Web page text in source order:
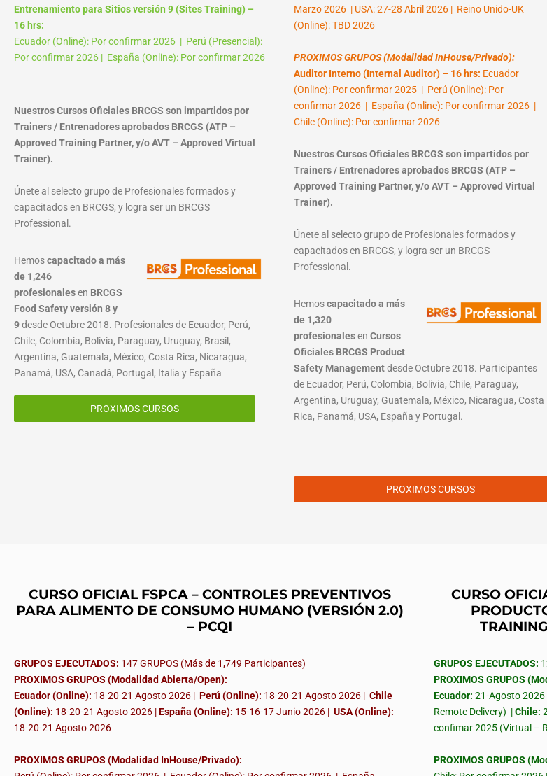
Entrenamiento para Sitios versión 9 (Sites Training) –
16 hrs:
Ecuador (Online): Por confirmar 2026 | Perú (Presencial):
Por confirmar 2026 | España (Online): Por confirmar 2026
Nuestros Cursos Oficiales BRCGS son impartidos por
Trainers / Entrenadores aprobados BRCGS (ATP –
Approved Training Partner, y/o AVT – Approved Virtual
Trainer).
Únete al selecto grupo de Profesionales formados y
capacitados en BRCGS, y logra ser un BRCGS
Professional.
Hemoscapacitado a más
de 1,246
profesionalesen BRCGS
Food Safety versión 8 y
9desde Octubre 2018. Profesionales de Ecuador, Perú,
Chile, Colombia, Bolivia, Paraguay, Uruguay, Brasil,
Argentina, Guatemala, México, Costa Rica, Nicaragua,
Panamá, USA, Canadá, Portugal, Italia y España
PROXIMOS CURSOS
Marzo 2026 | USA: 27-28 Abril 2026 | Reino Unido-UK
(Online): TBD 2026
PROXIMOS GRUPOS (Modalidad InHouse/Privado):
Auditor Interno (Internal Auditor) – 16 hrs: Ecuador
(Online): Por confirmar 2025 | Perú (Online): Por
confirmar 2026 | España (Online): Por confirmar 2026 |
Chile (Online): Por confirmar 2026
Nuestros Cursos Oficiales BRCGS son impartidos por
Trainers / Entrenadores aprobados BRCGS (ATP –
Approved Training Partner, y/o AVT – Approved Virtual
Trainer).
Únete al selecto grupo de Profesionales formados y
capacitados en BRCGS, y logra ser un BRCGS
Professional.
Hemoscapacitado a más
de 1,320
profesionalesen Cursos
Oficiales BRCGS Product
Safety Managementdesde Octubre 2018. Participantes
de Ecuador, Perú, Colombia, Bolivia, Chile, Paraguay,
Argentina, Uruguay, Guatemala, México, Nicaragua, Costa
Rica, Panamá, USA, España y Portugal.
PROXIMOS CURSOS
CURSO OFICIAL FSPCA – CONTROLES PREVENTIVOS
PARA ALIMENTO DE CONSUMO HUMANO (VERSIÓN 2.0)
– PCQI
GRUPOS EJECUTADOS: 147 GRUPOS (Más de 1,749 Participantes)
PROXIMOS GRUPOS (Modalidad Abierta/Open):
Ecuador (Online): 18-20-21 Agosto 2026 | Perú (Online): 18-20-21 Agosto 2026 | Chile
(Online): 18-20-21 Agosto 2026 |España (Online): 15-16-17 Junio 2026 | USA (Online):
18-20-21 Agosto 2026
PROXIMOS GRUPOS (Modalidad InHouse/Privado):
CURSO
GRUPOS EJECUTADOS:
PROXIMOS GRUPOS
Ecuador: 21-Agosto
Remote Delivery) |Chile:
confimar 2025 (Virtual –
PROXIMOS GRUPOS